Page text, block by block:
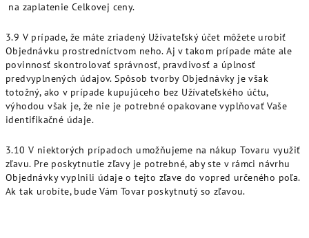
na zaplatenie Celkovej ceny.
3.9 V prípade, že máte zriadený Užívateľský účet môžete urobiť
Objednávku prostredníctvom neho. Aj v takom prípade máte ale
povinnosť skontrolovať správnosť, pravdivosť a úplnosť
predvyplnených údajov. Spôsob tvorby Objednávky je však
totožný, ako v prípade kupujúceho bez Užívateľského účtu,
výhodou však je, že nie je potrebné opakovane vyplňovať Vaše
identifikačné údaje.
3.10 V niektorých prípadoch umožňujeme na nákup Tovaru využiť
zľavu. Pre poskytnutie zľavy je potrebné, aby ste v rámci návrhu
Objednávky vyplnili údaje o tejto zľave do vopred určeného poľa.
Ak tak urobíte, bude Vám Tovar poskytnutý so zľavou.